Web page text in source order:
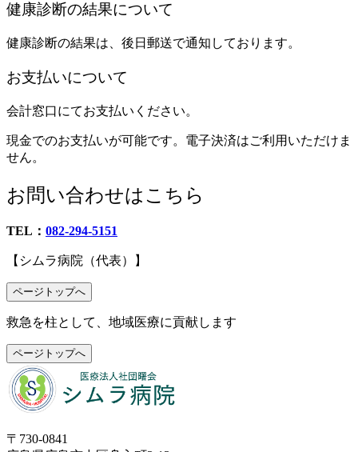
健康診断の結果について
健康診断の結果は、後日郵送で通知しております。
お支払いについて
会計窓口にてお支払いください。
現金でのお支払いが可能です。電子決済はご利用いただけま
せん。
お問い合わせはこちら
TEL： 082-294-5151
【シムラ病院（代表）】
ページトップへ
救急を柱として、地域医療に貢献します
ページトップへ
〒730-0841